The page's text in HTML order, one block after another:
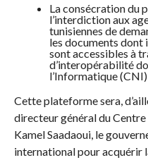
La consécration du
l’interdiction aux
tunisiennes de
les documents dont
sont accessibles à
d’interopérabilité
l’Informatique (CNI)
Cette plateforme sera,
directeur général du
Kamel Saadaoui, le
international pour acquérir